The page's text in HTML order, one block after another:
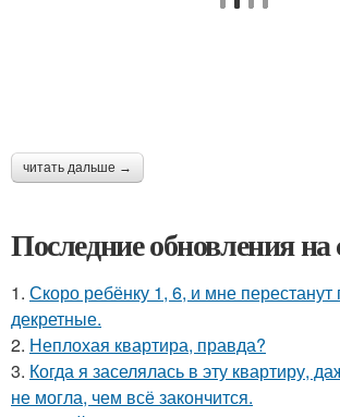
читать дальше →
Последние обновления на
1. Скоро ребёнку 1, 6, и мне перестанут
декретные.
2. Неплохая квартира, правда?
3. Когда я заселялась в эту квартиру,
не могла, чем всё закончится.